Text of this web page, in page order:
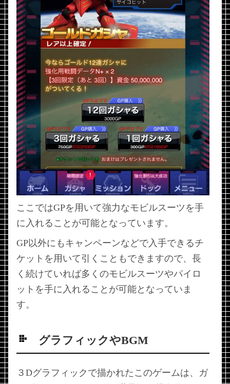
ここではGPを用いて強力なモビルスーツを手
に入れることが可能となっています。
GP以外にもキャンペーンなどで入手できるチ
ケットを用いて引くこともできますので、長
く続けていれば多くのモビルスーツやパイロ
ットを手に入れることが可能となっていま
す。
グラフィックやBGM
３Dグラフィックで描かれたこのゲームは、ガ